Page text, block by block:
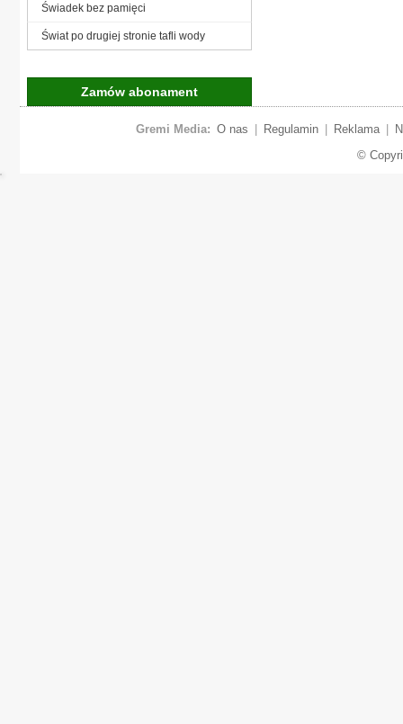
Świadek bez pamięci
Świat po drugiej stronie tafli wody
Zamów abonament
Gremi Media: O nas Regulamin Reklama
©